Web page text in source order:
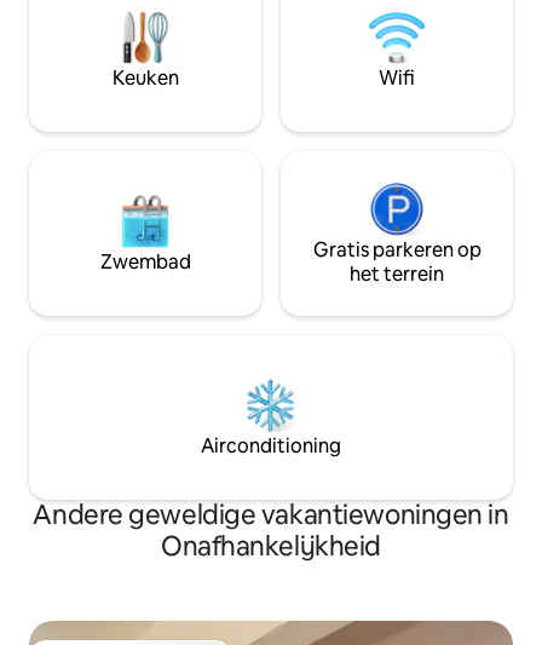
lbs) zijn toegestaan tegen een toeslag
van $ 30 en dienen bij het inchecken te
worden betaald. Huisdieren mogen niet
alleen gelaten worden. WiFi is
zijn.
vakantiehuis ligt
Mobius Arch,
Portal en is
koppels die op
Keuken Wifi
Zwembad
Gratis parkeren op
het terrein
Airconditioning
Andere geweldige vakantiewoningen in
Onafhankelijkheid